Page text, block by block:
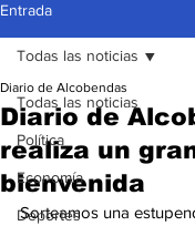
Entrada
Todas las noticias
Política
Economía
Deportes
Todas las noticias
Diario de
realiza un
bienvenida
Diario de Alcobendas
Sorteamos una